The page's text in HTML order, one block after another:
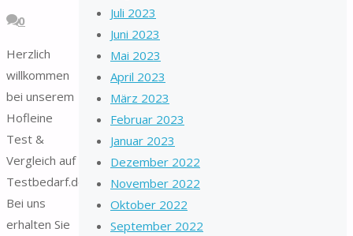
0
Herzlich
willkommen
bei unserem
Hofleine
Test &
Vergleich auf
Testbedarf.de.
Bei uns
erhalten Sie
Juli 2023
Juni 2023
Mai 2023
April 2023
März 2023
Februar 2023
Januar 2023
Dezember 2022
November 2022
Oktober 2022
September 2022